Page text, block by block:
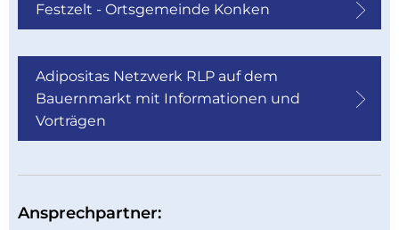
Festzelt - Ortsgemeinde Konken
Adipositas Netzwerk RLP auf dem
Bauernmarkt mit Informationen und
Vorträgen
Ansprechpartner: